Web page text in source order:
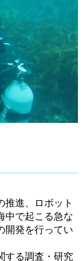
推進、ロボット
中で起こる急な
開発を行ってい
する調査・研究